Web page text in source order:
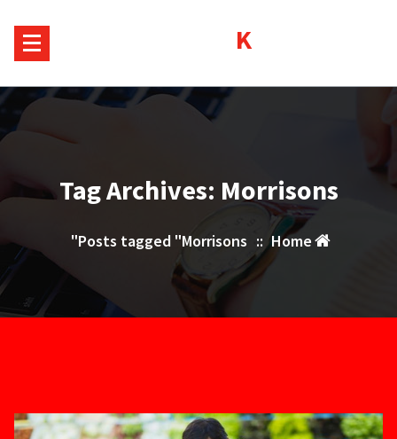
Tag Archives: Morrisons
Home
::
Posts tagged "Morrisons"